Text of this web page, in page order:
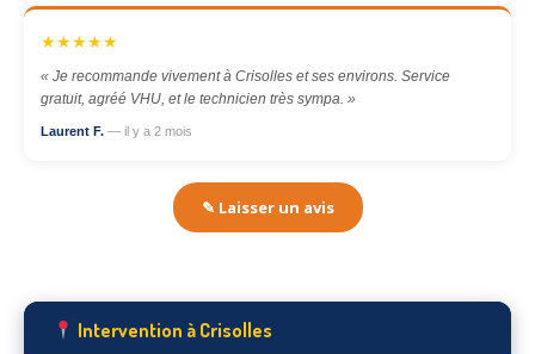
★★★★★
« Je recommande vivement à Crisolles et ses environs. Service
gratuit, agréé VHU, et le technicien très sympa. »
Laurent F. — il y a 2 mois
✎ Laisser un avis
Intervention à Crisolles